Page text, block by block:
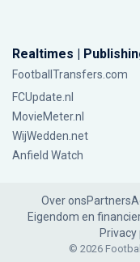
Realtimes |
FootballTransfers.com
FCUpdate.nl
MovieMeter.nl
WijWedden.net
Anfield Watch
Over onsPartners
Eigendom en
Privacy
© 2026